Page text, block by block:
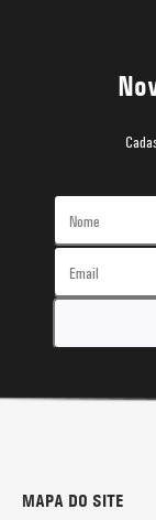
MAPA DO SITE